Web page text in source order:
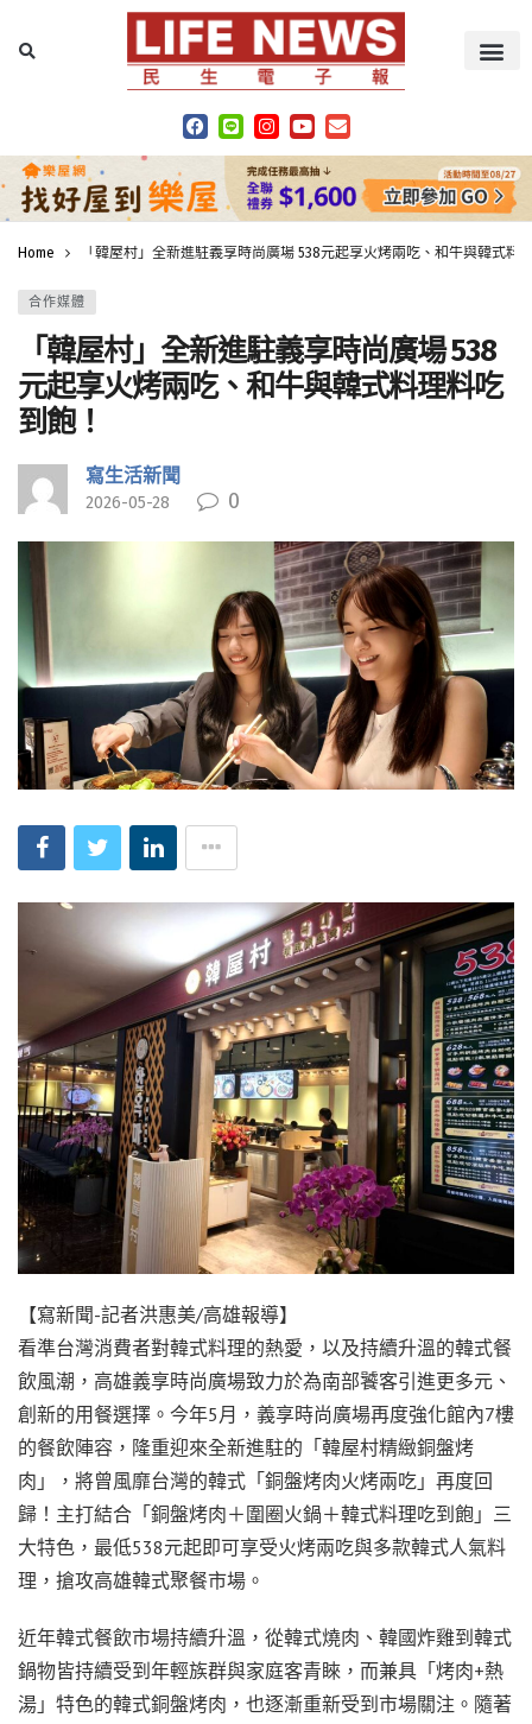
Home 「韓屋村」全新進駐義享時尚廣場 538元起享火烤兩吃、和牛與韓式料
合作媒體
「韓屋村」全新進駐義享時尚廣場 538
元起享火烤兩吃、和牛與韓式料理料吃
到飽！
寫生活新聞
2026-05-28 0
【寫新聞-記者洪惠美/高雄報導】
看準台灣消費者對韓式料理的熱愛，以及持續升溫的韓式餐
飲風潮，高雄義享時尚廣場致力於為南部饕客引進更多元、
創新的用餐選擇。今年5月，義享時尚廣場再度強化館內7樓
的餐飲陣容，隆重迎來全新進駐的「韓屋村精緻銅盤烤
肉」，將曾風靡台灣的韓式「銅盤烤肉火烤兩吃」再度回
歸！主打結合「銅盤烤肉＋圍圈火鍋＋韓式料理吃到飽」三
大特色，最低538元起即可享受火烤兩吃與多款韓式人氣料
理，搶攻高雄韓式聚餐市場。
近年韓式餐飲市場持續升溫，從韓式燒肉、韓國炸雞到韓式
鍋物皆持續受到年輕族群與家庭客青睞，而兼具「烤肉+熱
湯」特色的韓式銅盤烤肉，也逐漸重新受到市場關注。隨著